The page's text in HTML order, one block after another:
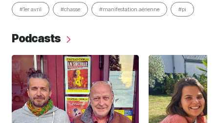
#1er avril #chasse #manifestation aérienne #pi
Podcasts